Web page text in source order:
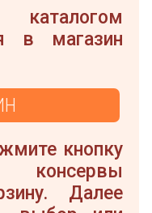
в магазин
кнопку
Далее